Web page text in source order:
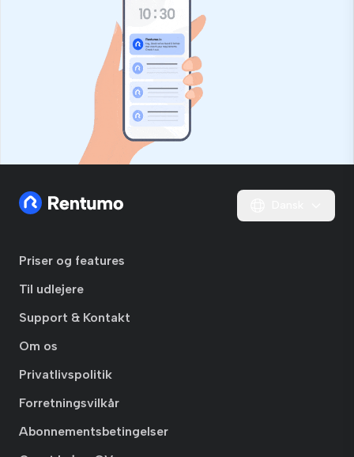
Priser og features
Til udlejere
Support & Kontakt
Om os
Privatlivspolitik
Forretningsvilkår
Abonnementsbetingelser